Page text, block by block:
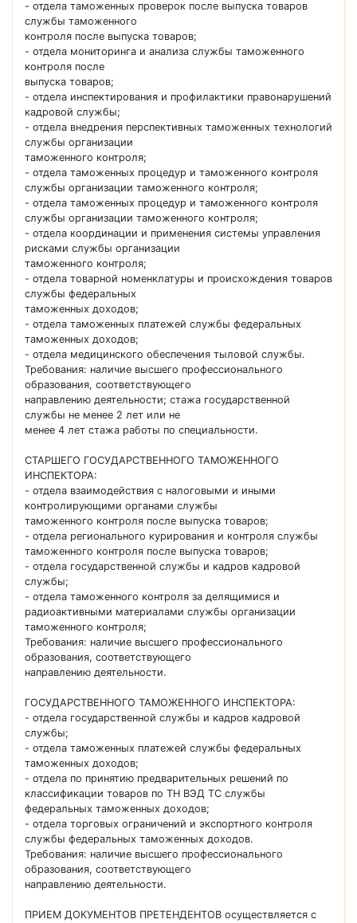
- отдела таможенных проверок после выпуска товаров
службы таможенного
контроля после выпуска товаров;
- отдела мониторинга и анализа службы таможенного
контроля после
выпуска товаров;
- отдела инспектирования и профилактики правонарушений
кадровой службы;
- отдела внедрения перспективных таможенных технологий
службы организации
таможенного контроля;
- отдела таможенных процедур и таможенного контроля
службы организации таможенного контроля;
- отдела таможенных процедур и таможенного контроля
службы организации таможенного контроля;
- отдела координации и применения системы управления
рисками службы организации
таможенного контроля;
- отдела товарной номенклатуры и происхождения товаров
службы федеральных
таможенных доходов;
- отдела таможенных платежей службы федеральных
таможенных доходов;
- отдела медицинского обеспечения тыловой службы.
Требования: наличие высшего профессионального
образования, соответствующего
направлению деятельности; стажа государственной
службы не менее 2 лет или не
менее 4 лет стажа работы по специальности.
СТАРШЕГО ГОСУДАРСТВЕННОГО ТАМОЖЕННОГО
ИНСПЕКТОРА:
- отдела взаимодействия с налоговыми и иными
контролирующими органами службы
таможенного контроля после выпуска товаров;
- отдела регионального курирования и контроля службы
таможенного контроля после выпуска товаров;
- отдела государственной службы и кадров кадровой
службы;
- отдела таможенного контроля за делящимися и
радиоактивными материалами службы организации
таможенного контроля;
Требования: наличие высшего профессионального
образования, соответствующего
направлению деятельности.
ГОСУДАРСТВЕННОГО ТАМОЖЕННОГО ИНСПЕКТОРА:
- отдела государственной службы и кадров кадровой
службы;
- отдела таможенных платежей службы федеральных
таможенных доходов;
- отдела по принятию предварительных решений по
классификации товаров по ТН ВЭД ТС службы
федеральных таможенных доходов;
- отдела торговых ограничений и экспортного контроля
службы федеральных таможенных доходов.
Требования: наличие высшего профессионального
образования, соответствующего
направлению деятельности.
ПРИЕМ ДОКУМЕНТОВ ПРЕТЕНДЕНТОВ осуществляется с